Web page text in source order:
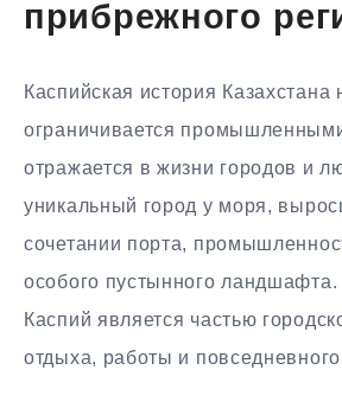
прибрежного
Каспийская история Казахстана
ограничивается
отражается в жизни городов и
уникальный город у моря,
сочетании порта,
особого пустынного
Каспий является частью
отдыха, работы и повседневного